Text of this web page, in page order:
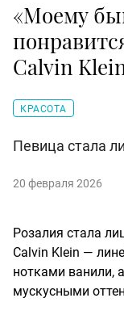
«Моему
Calvin
КРАСОТА
Певица стала
20 февраля 2026
Розалия стала
Calvin Klein —
нотками ванили,
мускусными